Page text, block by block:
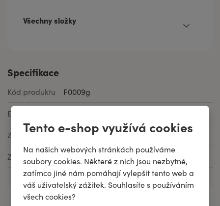
Tento e-shop využívá cookies
Na našich webových stránkách používáme
soubory cookies. Některé z nich jsou nezbytné,
zatímco jiné nám pomáhají vylepšit tento web a
váš uživatelský zážitek. Souhlasíte s používáním
všech cookies?
Všechny složky
Specifikace
Kód produktu F0009g
EAN
Značka Aromafauna
Země původu Česká republika